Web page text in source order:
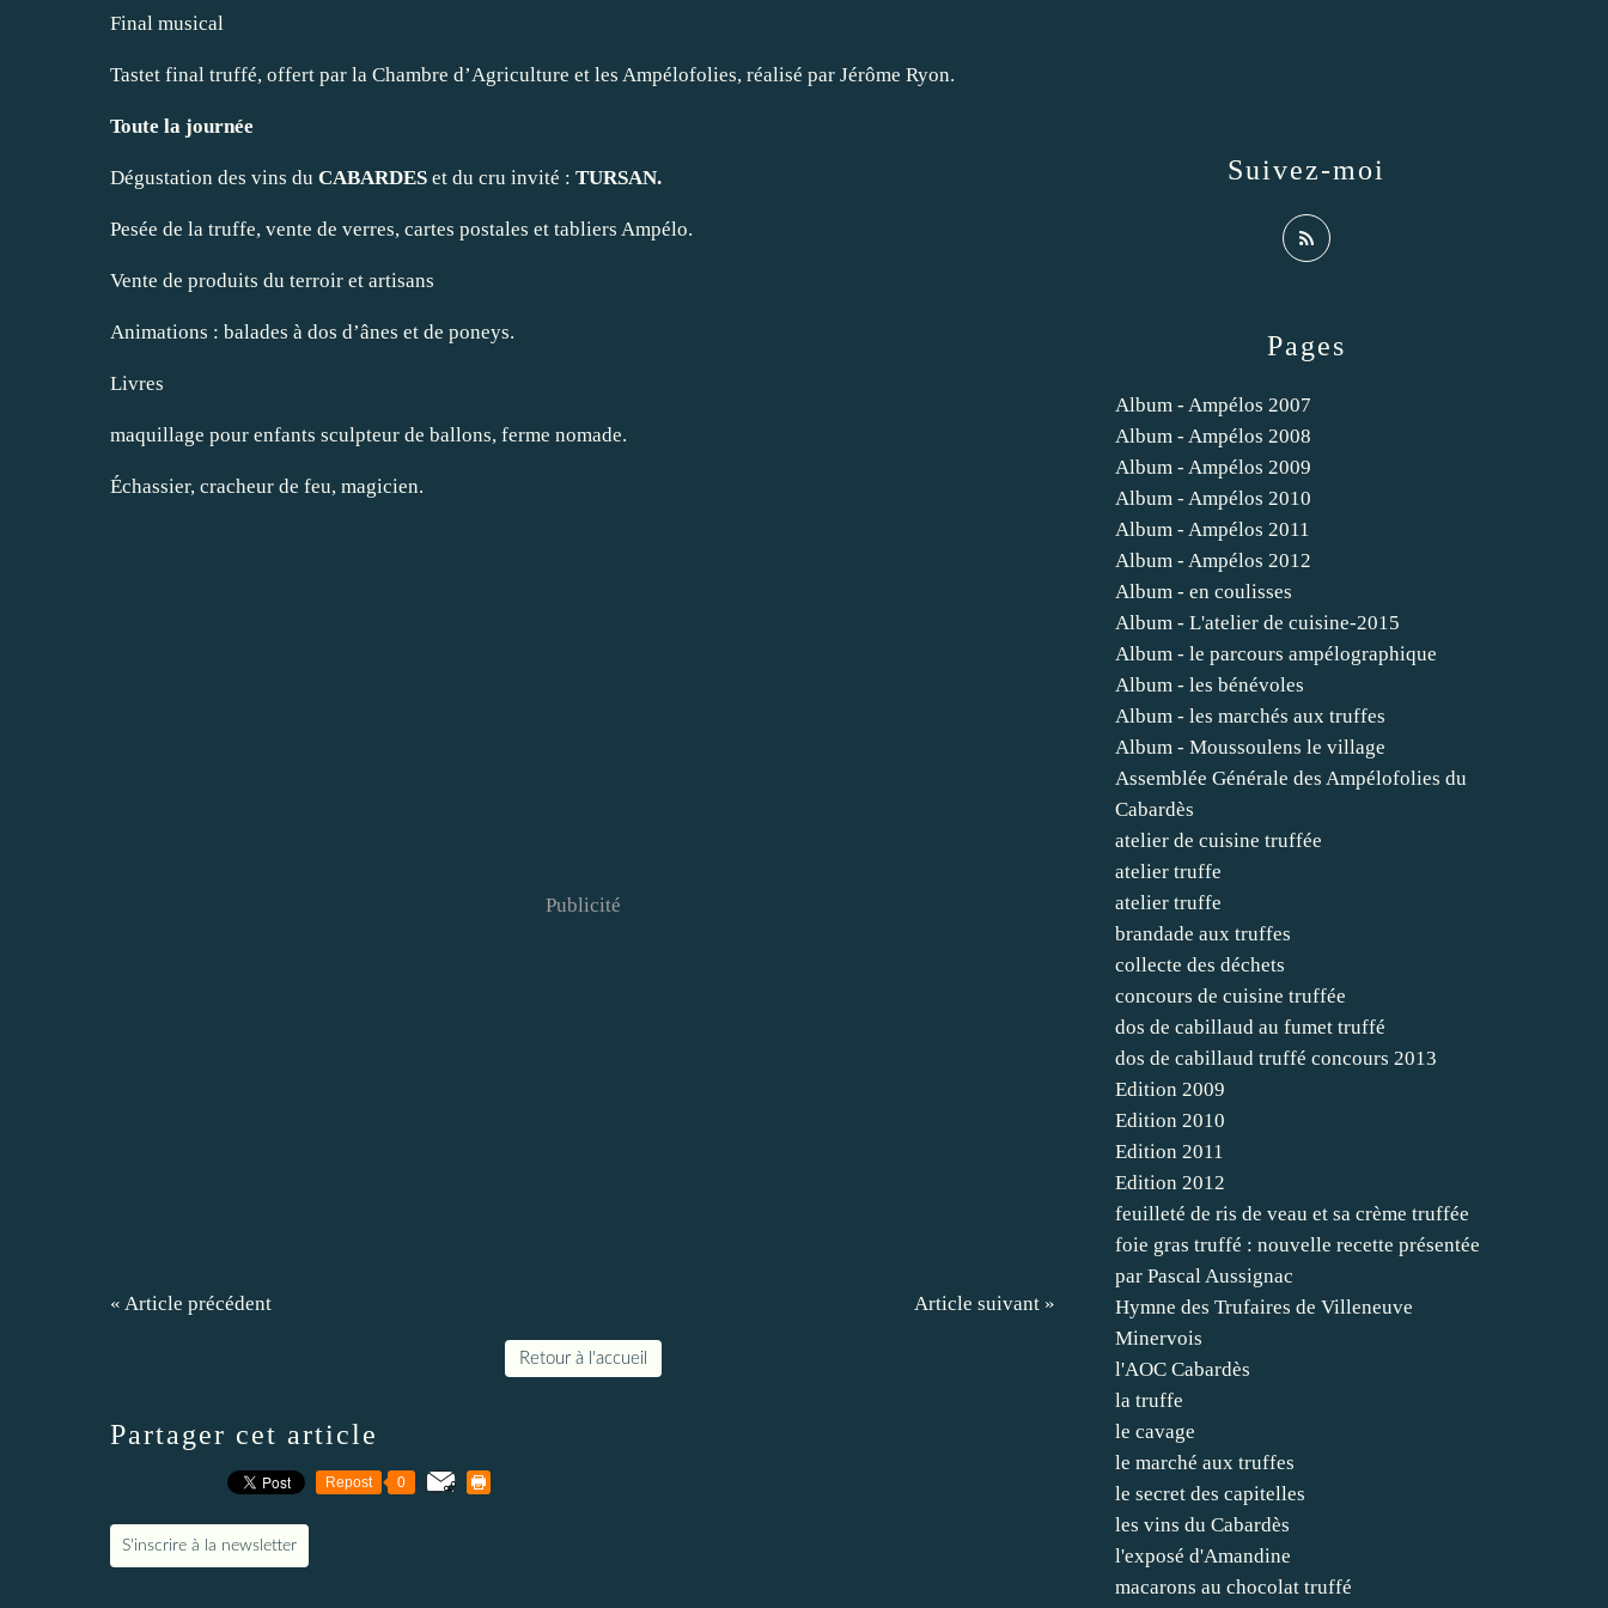
Final musical
Tastet final truffé, offert par la Chambre d’Agriculture et les Ampélofolies, réalisé par Jérôme Ryon.
Toute la journée
Dégustation des vins du CABARDES et du cru invité : TURSAN.
Pesée de la truffe, vente de verres, cartes postales et tabliers Ampélo.
Vente de produits du terroir et artisans
Animations : balades à dos d’ânes et de poneys.
Livres
maquillage pour enfants sculpteur de ballons, ferme nomade.
Échassier, cracheur de feu, magicien.
Publicité
« Article précédent Article suivant »
Retour à l'accueil
Partager cet article
Repost 0
S'inscrire à la newsletter
Pages
Album - Ampélos 2007
Album - Ampélos 2008
Album - Ampélos 2009
Album - Ampélos 2010
Album - Ampélos 2011
Album - Ampélos 2012
Album - en coulisses
Album - L'atelier de cuisine-2015
Album - le parcours ampélographique
Album - les bénévoles
Album - les marchés aux truffes
Album - Moussoulens le village
Assemblée Générale des Ampélofolies du
Cabardès
atelier de cuisine truffée
atelier truffe
atelier truffe
brandade aux truffes
collecte des déchets
concours de cuisine truffée
dos de cabillaud au fumet truffé
dos de cabillaud truffé concours 2013
Edition 2009
Edition 2010
Edition 2011
Edition 2012
feuilleté de ris de veau et sa crème truffée
foie gras truffé : nouvelle recette présentée
par Pascal Aussignac
Hymne des Trufaires de Villeneuve
Minervois
l'AOC Cabardès
la truffe
le cavage
le marché aux truffes
le secret des capitelles
les vins du Cabardès
l'exposé d'Amandine
macarons au chocolat truffé
Suivez-moi